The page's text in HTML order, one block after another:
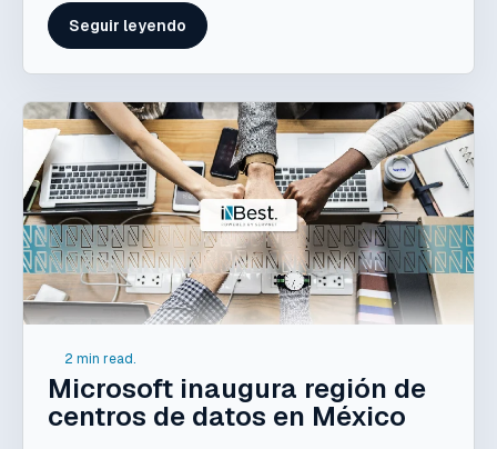
Seguir leyendo
2 min read.
Microsoft inaugura región de
centros de datos en México